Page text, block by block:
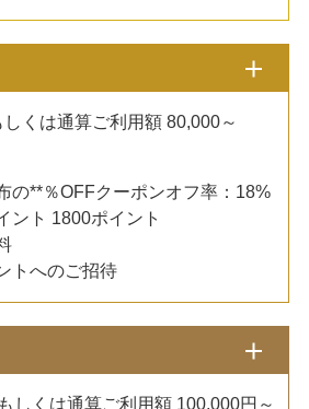
くは通算ご利用額 80,000～
の**％OFFクーポンオフ率：18%
ント 1800ポイント
トへのご招待
しくは通算ご利用額 100,000円～